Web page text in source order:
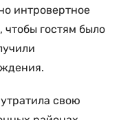
интровертное
гостям было
свою